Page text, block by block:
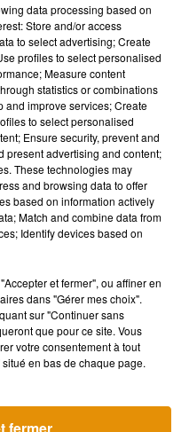
orphelins et sortants de
au-delà du contexte
chances de passer un
le supérieur »,comparé au
d’1€, 5€, 10€ ou plus
t.co/PTCNZwsusf
(e)s et #jeunesqui ne
#coursà distance ou
#ASE
#orphelins
November 1, 2020
data processing based on
Store and/or access
to select advertising; Create
profiles to select personalised
Measure content
statistics or combinations
and improve services; Create
to select personalised
Ensure security, prevent and
present advertising and content;
These technologies may
and browsing data to offer
based on information actively
Match and combine data from
Identify devices based on
et fermer", ou affiner en
dans "Gérer mes choix".
sur "Continuer sans
que pour ce site. Vous
votre consentement à tout
en bas de chaque page.
fermer